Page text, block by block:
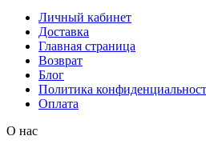
Личный кабинет
Доставка
Главная страница
Возврат
Блог
Политика
Оплата
О нас